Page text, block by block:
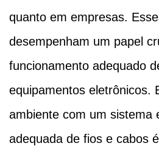
quanto em empresas.
desempenham um papel
funcionamento adequado
equipamentos eletrônicos.
ambiente com um sistema
adequada de fios e cabos